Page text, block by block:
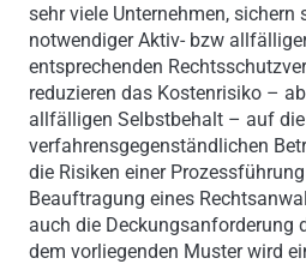
sehr viele Unternehmen,
notwendiger Aktiv- bzw
entsprechenden
reduzieren das Kostenrisiko –
allfälligen Selbstbehalt – auf die
verfahrensgegenständlichen
die Risiken einer
Beauftragung eines
auch die Deckungsanforderung
dem vorliegenden Muster wird